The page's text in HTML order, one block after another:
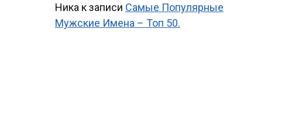
Ника к записи Самые Популярные
Мужские Имена – Топ 50.